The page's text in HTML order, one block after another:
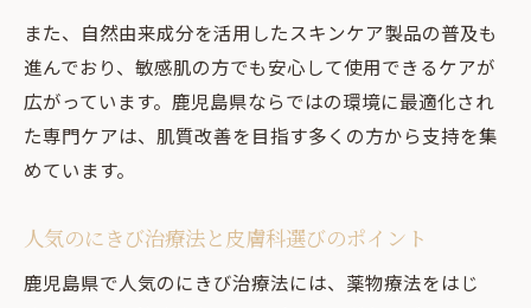
ント
にきび治療おすすめの方法と外来活用法
口コミ高評価の皮膚科で叶う肌質改善の秘
訣
鹿児島で選ばれるにきび治療の特徴を紹介
悩みを解消するための新時代のにきびケア
また、自然由来成分を活用したスキンケア製品の普及も
進んでおり、敏感肌の方でも安心して使用できるケアが
広がっています。鹿児島県ならではの環境に最適化され
た専門ケアは、肌質改善を目指す多くの方から支持を集
めています。
人気のにきび治療法と皮膚科選びのポイント
鹿児島県で人気のにきび治療法には、薬物療法をはじ